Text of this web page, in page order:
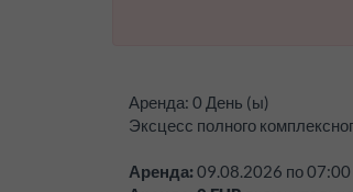
Аренда: 0 День (ы)
Эксцесс полного
Аренда:09.08.2026 по07:00